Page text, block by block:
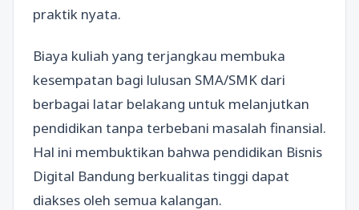
praktik nyata.
Biaya kuliah yang terjangkau membuka
kesempatan bagi lulusan SMA/SMK dari
berbagai latar belakang untuk melanjutkan
pendidikan tanpa terbebani masalah finansial.
Hal ini membuktikan bahwa pendidikan Bisnis
Digital Bandung berkualitas tinggi dapat
diakses oleh semua kalangan.